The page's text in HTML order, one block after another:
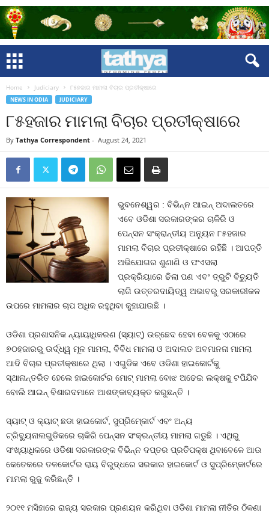
Home Judiciary ୮୫ହଜାର ମାମଲା ବିଚାର ପ୍ରତୀକ୍ଷାରେ
NEWS IN ODIA JUDICIARY
୮୫ହଜାର ମାମଲା ବିଚାର ପ୍ରତୀକ୍ଷାରେ
By Tathya Correspondent - August 24, 2021
ଭୁବନେଶ୍ୱର : ବିଭିନ୍ନ ଆଇନ୍‍ ଅଦାଲତରେ
ଏବେ ଓଡିଶା ସରକାରଙ୍କର ଚାକିରି ଓ
ପେନ୍‍ସନ ସଂକ୍ରାନ୍ତୀୟ ଅନ୍ୟୁନ ୮୫ହଜାର
ମାମଲା ବିଚାର ପ୍ରତୀକ୍ଷାରେ ରହିଛି । ଆପତ୍ତି
ଅଭିଯୋଗର ଶୁଣାଣି ଓ ଫଏସଲା
ପ୍ରକ୍ରିୟାରେ ଢିଲା ପଣ ଏବଂ ତ୍ରୁଟି ବିଚ୍ୟୁତି
ଲାଗି ଉତ୍ତରଦାୟିତ୍ୱ ଅଭାବରୁ ସରକାରୀକଳ
ଉପରେ ମାମଲାର ଚାପ ଅଧିକ ରହୁଥିବା କୁହାଯାଉଛି ।
ଓଡିଶା ପ୍ରଶାସନିକ ନ୍ୟାୟାଧିକରଣ (ସ୍ୟାଟ୍‍) ଉଚ୍ଛେଦ ହେବା ବେଳକୁ ଏଠାରେ
୭୦ହଜାରରୁ ଉର୍ଦ୍ଧ୍ୱ ମୂଳ ମାମଲା, ବିବିଧ ମାମଲା ଓ ଅଦାଲତ ଅବମାନନା ମାମଲା
ଆଦି ବିଚାର ପ୍ରତୀକ୍ଷାରେ ଥିଲା । ଏଗୁଡିକ ଏବେ ଓଡିଶା ହାଇକୋର୍ଟକୁ
ସ୍ଥାନାନ୍ତରିତ ହେଲେ ହାଇକୋର୍ଟର ମୋଟ୍‍ ମାମଲା ବୋଝ ଅଢେଇ ଲକ୍ଷକୁ ଟପିଯିବ
ବୋଲି ଆଇନ୍‍ ବିଶାରଦମାନେ ଆଶଙ୍କାବ୍ୟକ୍ତ କରୁଛନ୍ତି ।
ସ୍ୟାଟ୍‍ ଓ କ୍ୟାଟ୍‍ ଛଡା ହାଇକୋର୍ଟ, ସୁପ୍ରିମ୍‍କୋର୍ଟ ଏବଂ ଅନ୍ୟ
ଟ୍ରିବ୍ୟୁନାଲଗୁଡିକରେ ଚାକିରି ପେନ୍‍ସନ ସଂକ୍ରନ୍ତୀୟ ମାମଲା ଗଡୁଛି । ଏଥିରୁ
ସଂଖ୍ୟାଧିକରେ ଓଡିଶା ସରକାରଙ୍କ ବିଭିନ୍ନ ଦପ୍ତର ପ୍ରତିପକ୍ଷ ଥିବାବେଳେ ଆଉ
କେତେକରେ ତଳକୋର୍ଟର ରାୟ ବିରୁଦ୍ଧରେ ସରକାର ହାଇକୋର୍ଟ ଓ ସୁପ୍ରିମ୍‍କୋର୍ଟରେ
ମାମଲା ରୁଜୁ କରିଛନ୍ତି ।
୨୦୧୧ ମସିହାରେ ରାଜ୍ୟ ସରକାର ପ୍ରଣୟନ କରିଥିବା ଓଡିଶା ମାମଲା ନୀତିର ଠିକଣା